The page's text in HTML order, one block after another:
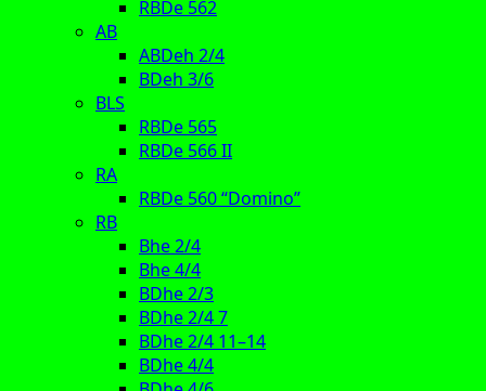
RBDe 562
AB
ABDeh 2/4
BDeh 3/6
BLS
RBDe 565
RBDe 566 II
RA
RBDe 560 “Domino”
RB
Bhe 2/4
Bhe 4/4
BDhe 2/3
BDhe 2/4 7
BDhe 2/4 11–14
BDhe 4/4